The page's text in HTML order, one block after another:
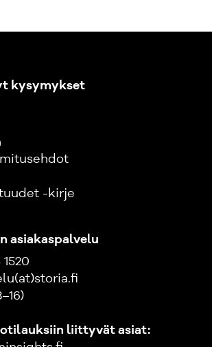
kysymykset
-kirje
asiakaspalvelu
liittyvät asiat: